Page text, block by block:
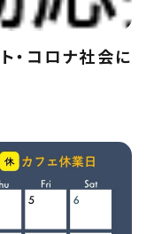
・コロナ社会に